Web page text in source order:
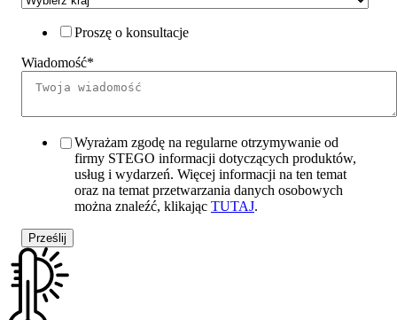
Proszę o konsultacje
Wiadomość*
Wyrażam zgodę na regularne otrzymywanie od
firmy STEGO informacji dotyczących produktów,
usług i wydarzeń. Więcej informacji na ten temat
oraz na temat przetwarzania danych osobowych
można znaleźć, klikając TUTAJ.